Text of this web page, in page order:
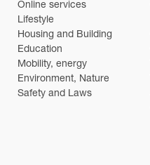
Online services
Lifestyle
Housing and Building
Education
Mobility, energy
Environment, Nature
Safety and Laws